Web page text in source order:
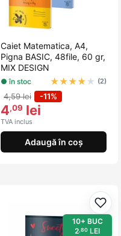
Caiet Matematica, A4,
Pigna BASIC, 48file, 60 gr,
MIX DESIGN
● în stoc ★★★★ ★ (2)
4,59 lei -11%
4,09 lei
TVA inclus
Adaugă în coș
favorite
10+ BUC
2,80 LEI